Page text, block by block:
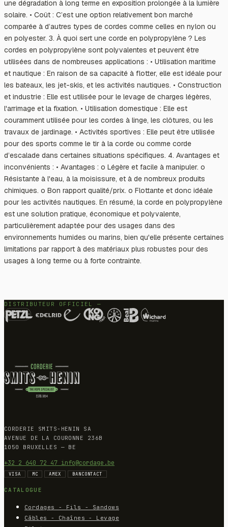
une dégradation à long terme en exposition prolongée à la lumière
solaire. • Coût : C’est une option relativement bon marché
comparée à d’autres types de cordes comme celles en nylon ou
en polyester. 3. À quoi sert une corde en polypropylène ? Les
cordes en polypropylène sont polyvalentes et peuvent être
utilisées dans de nombreuses applications : • Utilisation maritime
et nautique : En raison de sa capacité à flotter, elle est idéale pour
les bateaux, les jet-skis, et les activités nautiques. • Construction
et industrie : Elle est utilisée pour le levage de charges légères,
l'arrimage et la fixation. • Utilisation domestique : Elle est
couramment utilisée pour les cordes à linge, les clôtures, ou les
travaux de jardinage. • Activités sportives : Elle peut être utilisée
pour des sports comme le tir à la corde ou comme corde
d’escalade dans certaines situations spécifiques. 4. Avantages et
inconvénients : • Avantages : o Légère et facile à manipuler. o
Résistante à l'eau, à la moisissure, et à de nombreux produits
chimiques. o Bon rapport qualité/prix. o Flottante et donc idéale
pour les activités nautiques. En résumé, la corde en polypropylène
est une solution pratique, économique et polyvalente,
particulièrement adaptée pour des usages dans des
environnements humides ou marins, bien qu'elle présente certaines
limitations par rapport à des matériaux plus robustes pour des
usages à long terme ou à forte contrainte.
DISTRIBUTEUR OFFICIEL —
CORDERIE SMITS-HENIN SA
AVENUE DE LA COURONNE 236B
1050 BRUXELLES — BE
+32 2 640 72 47 info@cordage.be
VISA MC AMEX BANCONTACT
CATALOGUE
Cordages - Fils - Sandows
Câbles - Chaînes - Levage